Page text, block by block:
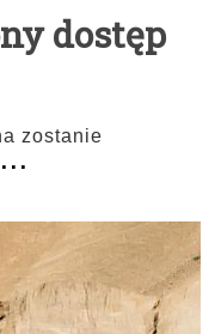
dostęp
zostanie
...